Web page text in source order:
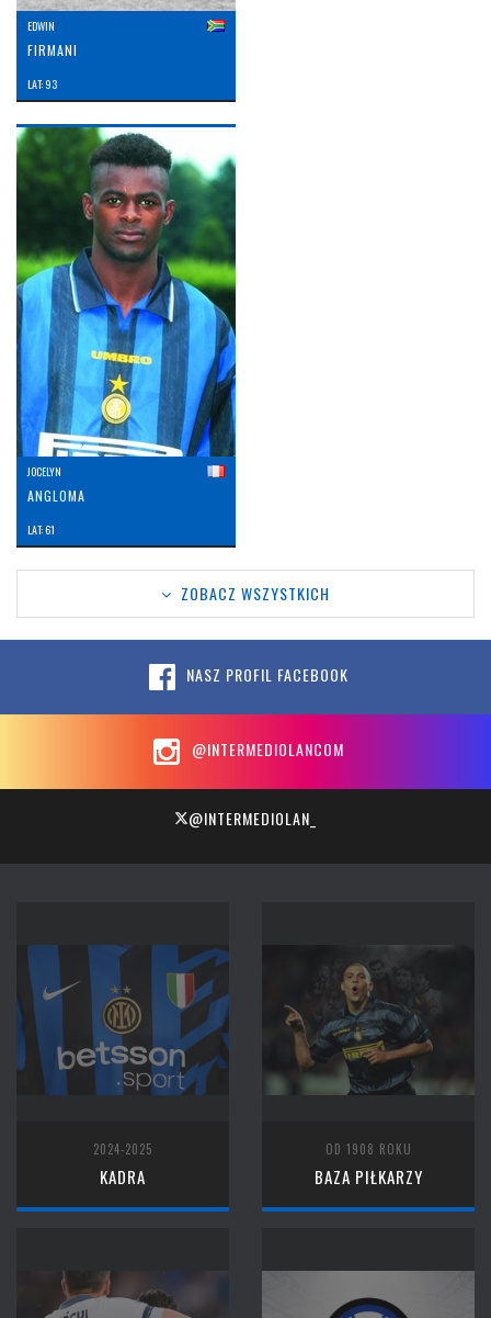
EDWIN
FIRMANI
LAT: 93
JOCELYN
ANGLOMA
LAT: 61
ZOBACZ WSZYSTKICH
NASZ PROFIL FACEBOOK
@INTERMEDIOLANCOM
@INTERMEDIOLAN_
2024-2025
KADRA
OD 1908 ROKU
BAZA PIŁKARZY